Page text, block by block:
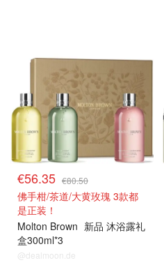
€56.35 €80.50
佛手柑/茶道/大黄玫瑰 3款都
是正装！
Molton Brown 新品 沐浴露礼
盒300ml*3
@dealmoon.de